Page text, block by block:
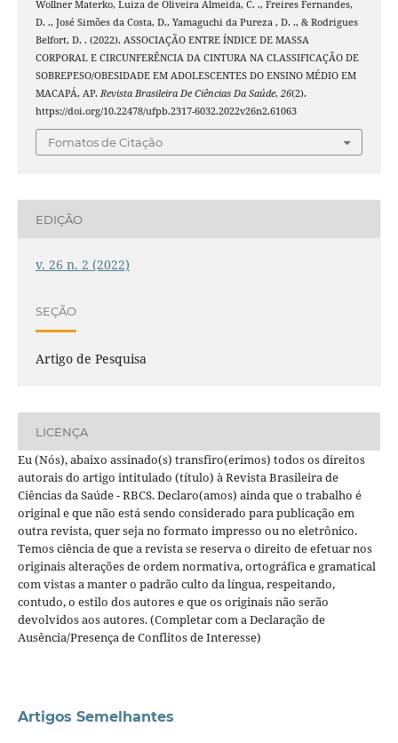
Wollner Materko, Luiza de Oliveira Almeida, C. ., Freires Fernandes,
D. ., José Simões da Costa, D., Yamaguchi da Pureza , D. ., & Rodrigues
Belfort, D. . (2022). ASSOCIAÇÃO ENTRE ÍNDICE DE MASSA
CORPORAL E CIRCUNFERÊNCIA DA CINTURA NA CLASSIFICAÇÃO DE
SOBREPESO/OBESIDADE EM ADOLESCENTES DO ENSINO MÉDIO EM
MACAPÁ, AP. Revista Brasileira De Ciências Da Saúde, 26(2).
https://doi.org/10.22478/ufpb.2317-6032.2022v26n2.61063
Fomatos de Citação
EDIÇÃO
v. 26 n. 2 (2022)
SEÇÃO
Artigo de Pesquisa
LICENÇA
Eu (Nós), abaixo assinado(s) transfiro(erimos) todos os direitos
autorais do artigo intitulado (título) à Revista Brasileira de
Ciências da Saúde - RBCS. Declaro(amos) ainda que o trabalho é
original e que não está sendo considerado para publicação em
outra revista, quer seja no formato impresso ou no eletrônico.
Temos ciência de que a revista se reserva o direito de efetuar nos
originais alterações de ordem normativa, ortográfica e gramatical
com vistas a manter o padrão culto da língua, respeitando,
contudo, o estilo dos autores e que os originais não serão
devolvidos aos autores. (Completar com a Declaração de
Ausência/Presença de Conflitos de Interesse)
Artigos Semelhantes